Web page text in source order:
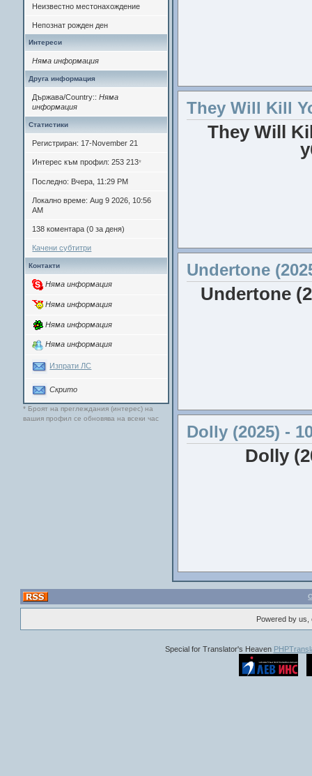
Неизвестно местонахождение
Непознат рожден ден
Интереси
Няма информация
Друга информация
Държава/Country::Няма
информация
Статистики
Регистриран: 17-November 21
Интерес към профил: 253 213*
Последно: Вчера, 11:29 PM
Локално време: Aug 9 2026, 10:56
AM
138 коментара (0 за деня)
Качени субтитри
Контакти
Няма информация
Няма информация
Няма информация
Няма информация
Изпрати ЛС
Скрито
* Броят на преглеждания (интерес) на
вашия профил се обновява на всеки час
:
Актьори
: Кен
Милър,
Резюме: През
човечеството
They Will Kill
They Will
: Зази
пропита с кръв
трябва
мистериозна
Undertone
Undertone
Актьори :
Dolly (2025) -
Dolly
Актьори: Фабиан
Михалина
Powered by
Special for Translator's Heaven